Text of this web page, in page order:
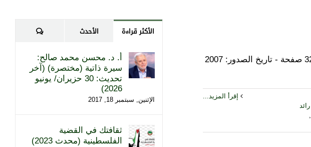
- تحرير: د. محسن محمد صالح - عدد الصفحات: 324 صفحة - تاريخ الصدور: 2007
رائد
إقرأ المزيد...
الأكثر قراءة الأحدث تعليقات
أ. د. محسن محمد صالح:
سيرة ذاتية (مختصرة) (آخر
تحديث: 30 حزيران/ يونيو
2026)
الإثنين, سبتمبر 18, 2017
ثقافتك في القضية
الفلسطينية (محدث 2023)